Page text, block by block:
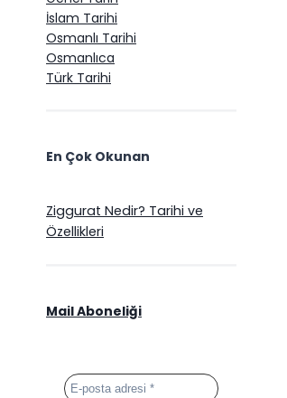
İslam Tarihi
Osmanlı Tarihi
Osmanlıca
Türk Tarihi
En Çok Okunan
Ziggurat Nedir? Tarihi ve
Özellikleri
Mail Aboneliği